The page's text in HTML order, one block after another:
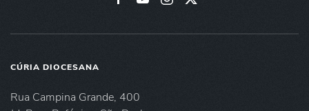
CÚRIA DIOCESANA
Rua Campina Grande, 400